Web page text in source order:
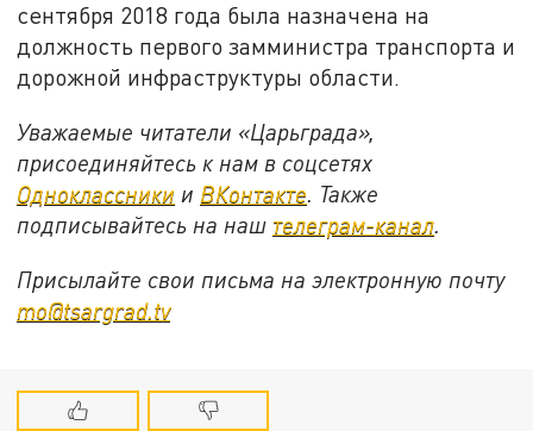
сентября 2018 года была назначена на
должность первого замминистра транспорта и
дорожной инфраструктуры области.
Уважаемые читатели «Царьграда»,
присоединяйтесь к нам в соцсетях
Одноклассники и ВКонтакте. Также
подписывайтесь на наш телеграм-канал.
Присылайте свои письма на электронную почту
mo@tsargrad.tv